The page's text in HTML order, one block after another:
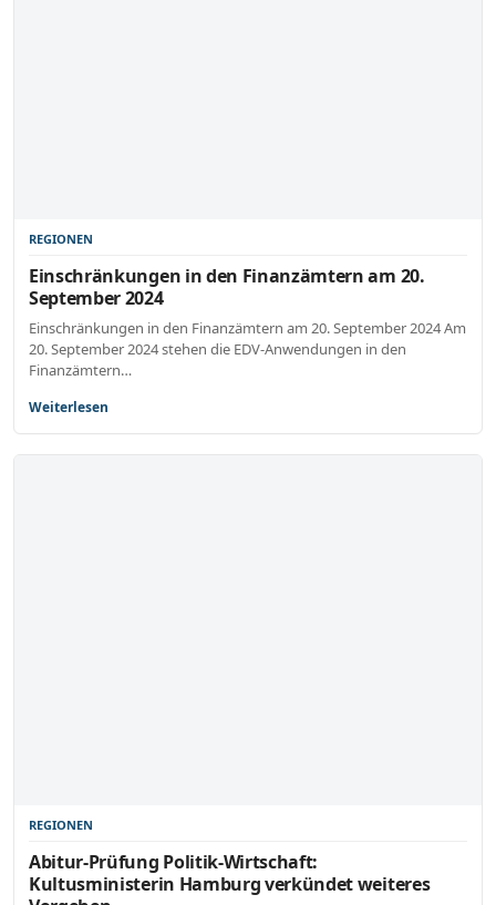
REGIONEN
Einschränkungen in den Finanzämtern am 20.
September 2024
Einschränkungen in den Finanzämtern am 20. September 2024 Am
20. September 2024 stehen die EDV-Anwendungen in den
Finanzämtern…
Weiterlesen
REGIONEN
Abitur-Prüfung Politik-Wirtschaft:
Kultusministerin Hamburg verkündet weiteres